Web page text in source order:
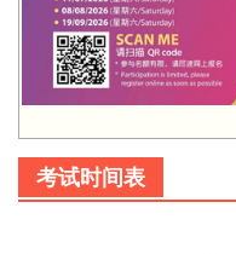
考试时间表